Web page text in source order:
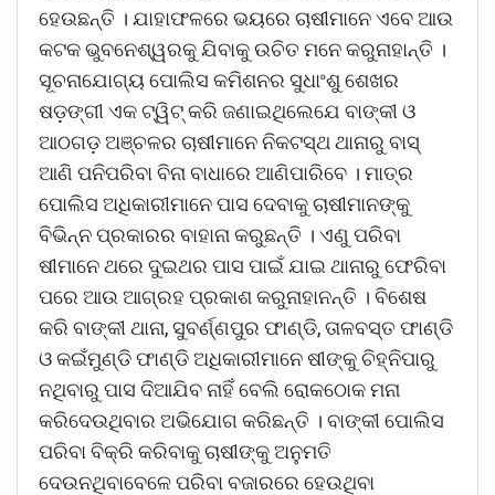
ହେଉଛନ୍ତି । ଯାହାଫଳରେ ଭୟରେ ଚାଷୀମାନେ ଏବେ ଆଉ
କଟକ ଭୁବନେଶ୍ୱରକୁ ଯିବାକୁ ଉଚିତ ମନେ କରୁନାହାନ୍ତି ।
ସୂଚନାଯୋଗ୍ୟ ପୋଲିସ କମିଶନର ସୁଧାଂଶୁ ଶେଖର
ଷଡ଼ଙ୍ଗୀ ଏକ ଟ୍ୱିଟ୍ କରି ଜଣାଇଥିଲେଯେ ବାଙ୍କୀ ଓ
ଆଠଗଡ଼ ଅଞ୍ଚଳର ଚାଷୀମାନେ ନିକଟସ୍ଥ ଥାନାରୁ ବାସ୍
ଆଣି ପନିପରିବା ବିନା ବାଧାରେ ଆଣିପାରିବେ । ମାତ୍ର
ପୋଲିସ ଅଧିକାରୀମାନେ ପାସ ଦେବାକୁ ଚାଷୀମାନଙ୍କୁ
ବିଭିନ୍ନ ପ୍ରକାରର ବାହାନା କରୁଛନ୍ତି । ଏଣୁ ପରିବା
ଷୀମାନେ ଥରେ ଦୁଇଥର ପାସ ପାଇଁ ଯାଇ ଥାନାରୁ ଫେରିବା
ପରେ ଆଉ ଆଗ୍ରହ ପ୍ରକାଶ କରୁନାହାନନ୍ତି । ବିଶେଷ
କରି ବାଙ୍କୀ ଥାନା, ସୁବର୍ଣ୍ଣପୁର ଫାଣ୍ଡି, ତାଳବସ୍ତ ଫାଣ୍ଡି
ଓ କଇଁମୁଣ୍ଡି ଫାଣ୍ଡି ଅଧିକାରୀମାନେ ଷୀଙ୍କୁ ଚିହ୍ନିପାରୁ
ନଥିବାରୁ ପାସ ଦିଆଯିବ ନାହିଁ ବେଲି ରୋକଠୋକ ମନା
କରିଦେଉଥିବାର ଅଭିଯୋଗ କରିଛନ୍ତି । ବାଙ୍କୀ ପୋଲିସ
ପରିବା ବିକ୍ରି କରିବାକୁ ଚାଷୀଙ୍କୁ ଅନୁମତି
ଦେଉନଥିବାବେଳେ ପରିବା ବଜାରରେ ହେଉଥିବା